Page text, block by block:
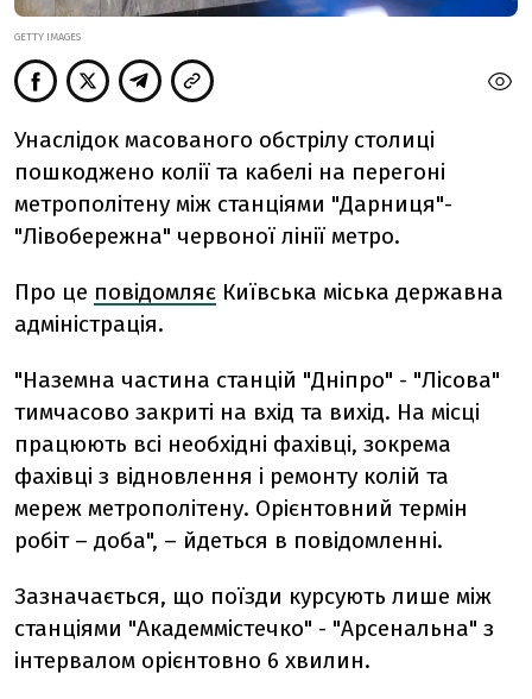
GETTY IMAGES
Унаслідок масованого обстрілу столиці
пошкоджено колії та кабелі на перегоні
метрополітену між станціями "Дарниця"-
"Лівобережна" червоної лінії метро.
Про це повідомляє Київська міська державна
адміністрація.
"Наземна частина станцій "Дніпро" - "Лісова"
тимчасово закриті на вхід та вихід. На місці
працюють всі необхідні фахівці, зокрема
фахівці з відновлення і ремонту колій та
мереж метрополітену. Орієнтовний термін
робіт – доба", – йдеться в повідомленні.
Зазначається, що поїзди курсують лише між
станціями "Академмістечко" - "Арсенальна" з
інтервалом орієнтовно 6 хвилин.